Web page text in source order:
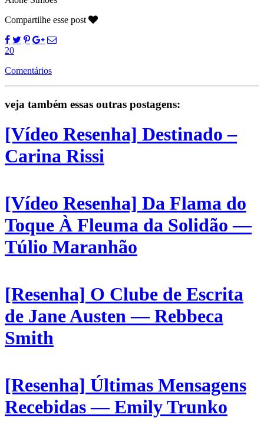
Compartilhe esse post
20
Comentários
veja também essas outras postagens:
[Vídeo Resenha] Destinado –
Carina Rissi
[Vídeo Resenha] Da Flama do
Toque À Fleuma da Solidão —
Túlio Maranhão
[Resenha] O Clube de Escrita
de Jane Austen — Rebbeca
Smith
[Resenha] Últimas Mensagens
Recebidas — Emily Trunko